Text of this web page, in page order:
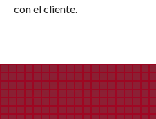
con el cliente.